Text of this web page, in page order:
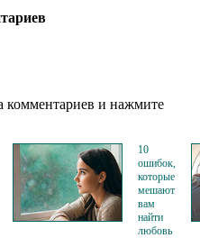
комментариев и нажмите
10
ошибок,
которые
мешают
вам
найти
любовь